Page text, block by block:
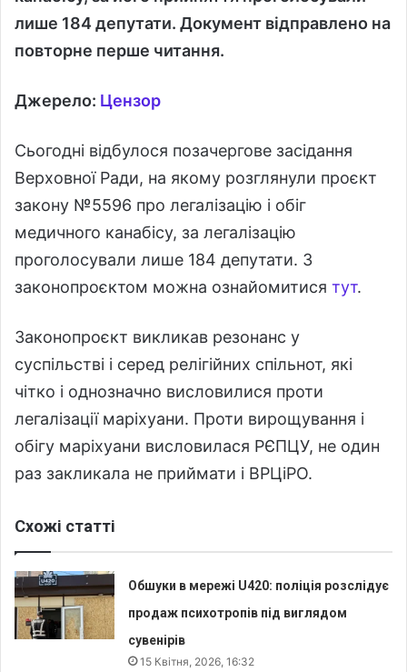
лише 184 депутати. Документ відправлено на
повторне перше читання.
Джерело: Цензор
Сьогодні відбулося позачергове засідання
Верховної Ради, на якому розглянули проєкт
закону №5596 про легалізацію і обіг
медичного канабісу, за легалізацію
проголосували лише 184 депутати. З
законопроєктом можна ознайомитися тут.
Законопроєкт викликав резонанс у
суспільстві і серед релігійних спільнот, які
чітко і однозначно висловилися проти
легалізації маріхуани. Проти вирощування і
обігу маріхуани висловилася РЄПЦУ, не один
раз закликала не приймати і ВРЦіРО.
Схожі статті
Обшуки в мережі U420: поліція розслідує
продаж психотропів під виглядом
сувенірів
15 Квітня, 2026, 16:32